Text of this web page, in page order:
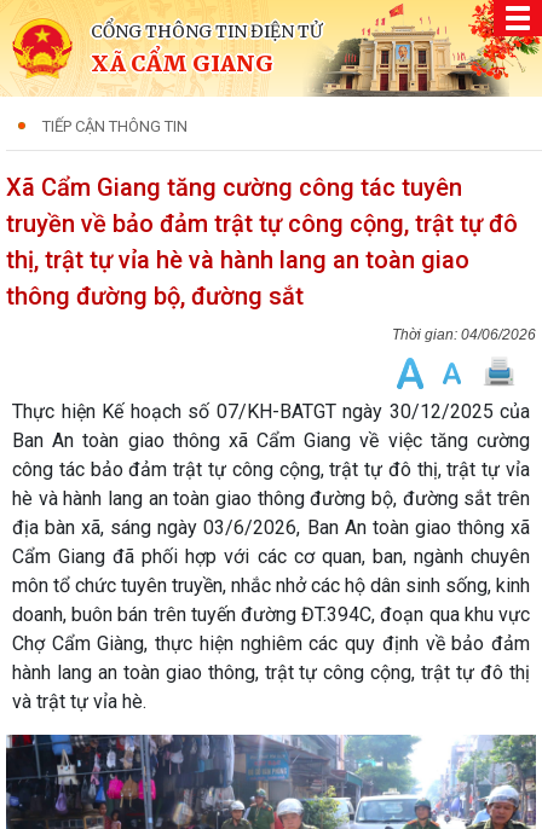
CỔNG THÔNG TIN ĐIỆN TỬ
XÃ CẨM GIANG
TIẾP CẬN THÔNG TIN
Xã Cẩm Giang tăng cường công tác tuyên
truyền về bảo đảm trật tự công cộng, trật tự đô
thị, trật tự vỉa hè và hành lang an toàn giao
thông đường bộ, đường sắt
04/06/2026
Thực hiện Kế hoạch số 07/KH-BATGT ngày 30/12/2025 của
Ban An toàn giao thông xã Cẩm Giang về việc tăng cường
công tác bảo đảm trật tự công cộng, trật tự đô thị, trật tự vỉa
hè và hành lang an toàn giao thông đường bộ, đường sắt trên
địa bàn xã, sáng ngày 03/6/2026, Ban An toàn giao thông xã
Cẩm Giang đã phối hợp với các cơ quan, ban, ngành chuyên
môn tổ chức tuyên truyền, nhắc nhở các hộ dân sinh sống, kinh
doanh, buôn bán trên tuyến đường ĐT.394C, đoạn qua khu vực
Chợ Cẩm Giàng, thực hiện nghiêm các quy định về bảo đảm
hành lang an toàn giao thông, trật tự công cộng, trật tự đô thị
và trật tự vỉa hè.